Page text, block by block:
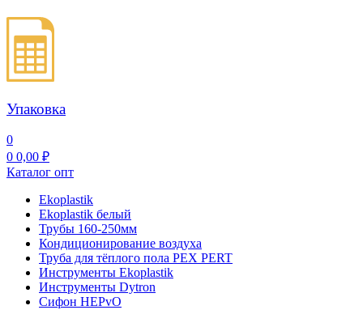
Упаковка
0
0 0,00 ₽
Каталог опт
Ekoplastik
Ekoplastik белый
Трубы 160-250мм
Кондиционирование воздуха
Труба для тёплого пола PEX PERT
Инструменты Ekoplastik
Инструменты Dytron
Сифон HEPvO